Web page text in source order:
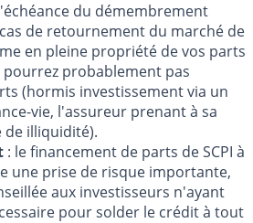
du démembrement
de retournement du marché de
en pleine propriété de vos parts
pourrez probablement pas
(hormis investissement via un
vie, l'assureur prenant à sa
de illiquidité).
: le financement de parts de SCPI à
une prise de risque importante,
aux investisseurs n'ayant
pour solder le crédit à tout